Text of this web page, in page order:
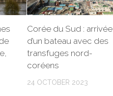
Corée du Sud : arrivée
d’un bateau avec des
transfuges nord-
coréens
24 OCTOBER 2023